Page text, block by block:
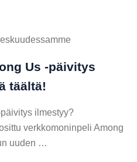
Us -päivitys
täältä!
ilmestyy?
verkkomoninpeli Among
uuden …